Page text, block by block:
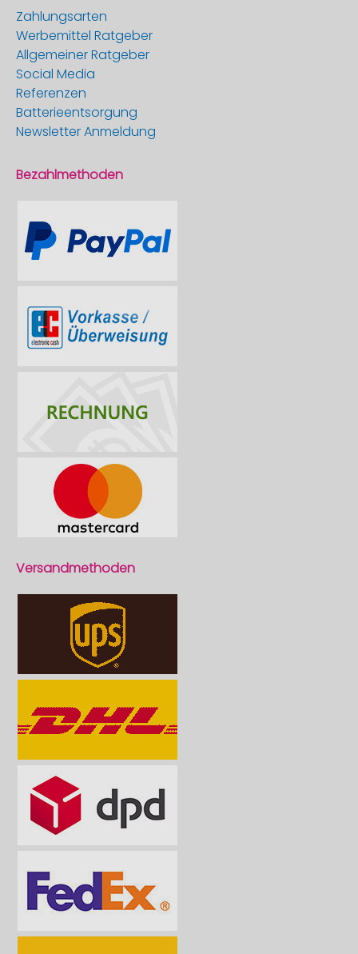
Zahlungsarten
Werbemittel Ratgeber
Allgemeiner Ratgeber
Social Media
Referenzen
Batterieentsorgung
Newsletter Anmeldung
Bezahlmethoden
Versandmethoden